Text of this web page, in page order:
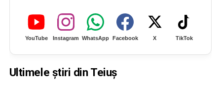
YouTube Instagram WhatsApp Facebook X TikTok
Ultimele știri din Teiuș